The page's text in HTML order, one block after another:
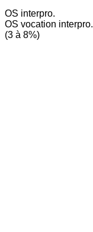
OS interpro.
OS vocation interpro.
(3 à 8%)